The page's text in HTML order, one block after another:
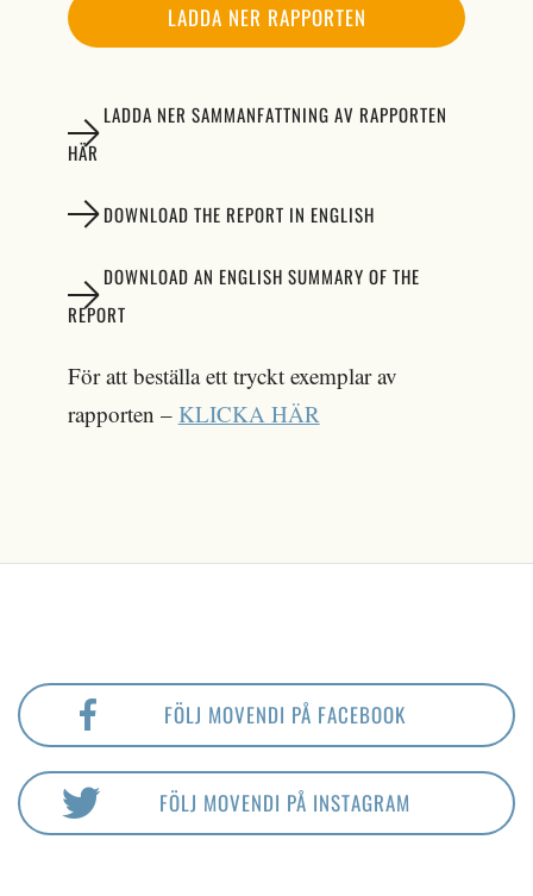
LADDA NER RAPPORTEN
LADDA NER SAMMANFATTNING AV RAPPORTEN
HÄR
DOWNLOAD THE REPORT IN ENGLISH
DOWNLOAD AN ENGLISH SUMMARY OF THE
REPORT
För att beställa ett tryckt exemplar av
rapporten – KLICKA HÄR
FÖLJ MOVENDI PÅ FACEBOOK
FÖLJ MOVENDI PÅ INSTAGRAM